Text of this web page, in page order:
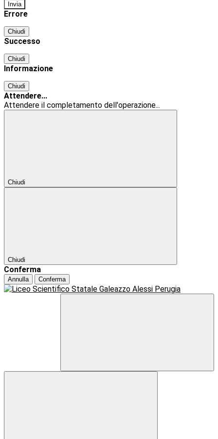
Errore
Chiudi
Successo
Chiudi
Informazione
Chiudi
Attendere...
Attendere il completamento dell'operazione...
Chiudi
Chiudi
Conferma
Annulla Conferma